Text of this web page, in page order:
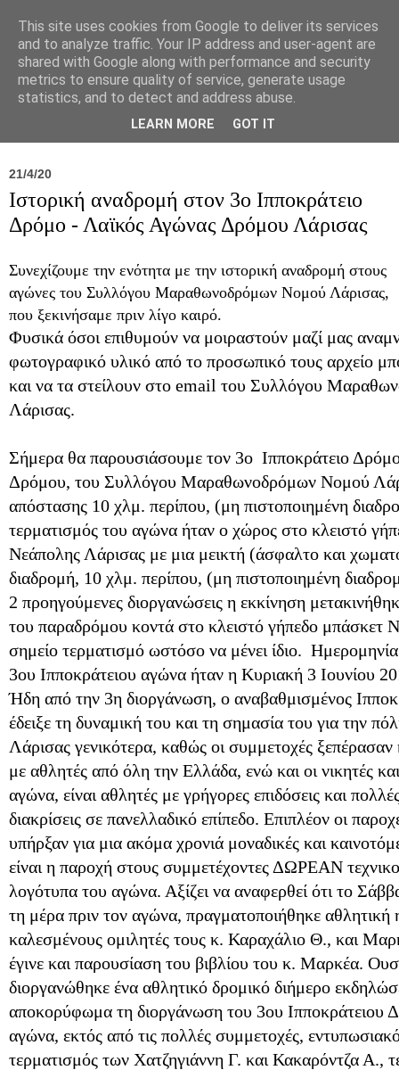
Σύλλογος Ιπποκράτειος
21/4/20
Ιστορική αναδρομή στον 3ο Ιπποκράτειο
Δρόμο - Λαϊκός Αγώνας Δρόμου Λάρισας
Συνεχίζουμε την ενότητα με την ιστορική αναδρομή στους
αγώνες του Συλλόγου Μαραθωνοδρόμων Νομού Λάρισας,
που ξεκινήσαμε πριν λίγο καιρό.
Φυσικά όσοι επιθυμούν να μοιραστούν μαζί μας
φωτογραφικό υλικό από το προσωπικό τους αρχείο
και να τα στείλουν στο email του Συλλόγου
Λάρισας.
Σήμερα θα παρουσιάσουμε τον 3ο Ιπποκράτειο
Δρόμου, του Συλλόγου Μαραθωνοδρόμων Νομού
απόστασης 10 χλμ. περίπου, (μη πιστοποιημένη
τερματισμός του αγώνα ήταν ο χώρος στο κλειστό
Νεάπολης Λάρισας με μια μεικτή (άσφαλτο και
διαδρομή, 10 χλμ. περίπου, (μη πιστοποιημένη
2 προηγούμενες διοργανώσεις η εκκίνηση
του παραδρόμου κοντά στο κλειστό γήπεδο μπάσκετ
σημείο τερματισμό ωστόσο να μένει ίδιο.
3ου Ιπποκράτειου αγώνα ήταν η Κυριακή 3 Ιουνίου
Ήδη από την 3η διοργάνωση, ο αναβαθμισμένος
έδειξε τη δυναμική του και τη σημασία του για την
Λάρισας γενικότερα, καθώς οι συμμετοχές
με αθλητές από όλη την Ελλάδα, ενώ και οι νικητές
αγώνα, είναι αθλητές με γρήγορες επιδόσεις και
διακρίσεις σε πανελλαδικό επίπεδο. Επιπλέον οι
υπήρξαν για μια ακόμα χρονιά μοναδικές και
είναι η παροχή στους συμμετέχοντες ΔΩΡΕΑΝ
λογότυπα του αγώνα. Αξίζει να αναφερθεί ότι το
τη μέρα πριν τον αγώνα, πραγματοποιήθηκε αθλητική
καλεσμένους ομιλητές τους κ. Καραχάλιο Θ., και
έγινε και παρουσίαση του βιβλίου του κ. Μαρκέα.
διοργανώθηκε ένα αθλητικό δρομικό διήμερο
αποκορύφωμα τη διοργάνωση του 3ου Ιπποκράτειου
αγώνα, εκτός από τις πολλές συμμετοχές,
τερματισμός των Χατζηγιάννη Γ. και Κακαρόντζα Α.,
This site uses cookies from Google to deliver its services
and to analyze traffic. Your IP address and user-agent are
shared with Google along with performance and security
metrics to ensure quality of service, generate usage
statistics, and to detect and address abuse.
LEARN MORE GOT IT